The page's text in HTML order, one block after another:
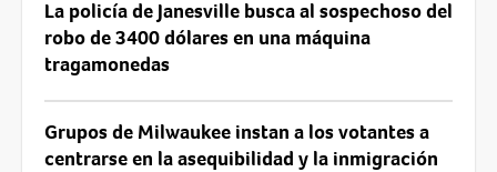
La policía de Janesville busca al sospechoso del
robo de 3400 dólares en una máquina
tragamonedas
Grupos de Milwaukee instan a los votantes a
centrarse en la asequibilidad y la inmigración